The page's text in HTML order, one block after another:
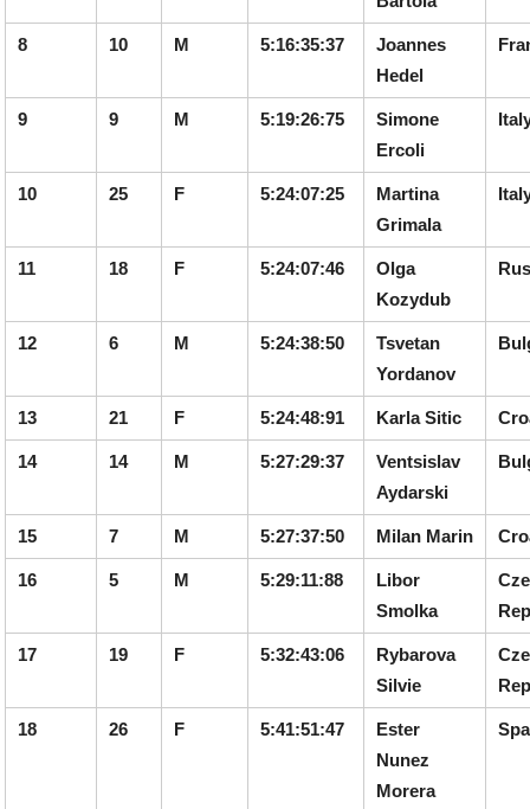
8 10 M 5:16:35:37
Joannes
Hedel
9 9 M 5:19:26:75
Simone
Ercoli
10 25 F 5:24:07:25
Martina
Grimala
11 18 F 5:24:07:46
Olga
Kozydub
12 6 M 5:24:38:50
Tsvetan
Yordanov
13 21 F 5:24:48:91 Karla Sitic
14 14 M 5:27:29:37
Ventsislav
Aydarski
15 7 M 5:27:37:50 Milan Marin
16 5 M 5:29:11:88
Libor
Smolka
17 19 F 5:32:43:06
Rybarova
Silvie
18 26 F 5:41:51:47
Ester
Nunez
Morera